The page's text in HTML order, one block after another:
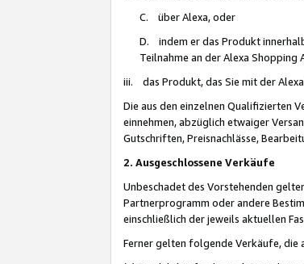
C. über Alexa, oder
D. indem er das Produkt
Teilnahme an der Alexa Shopping
iii. das Produkt, das Sie mit der
Die aus den einzelnen Qualifizierten
einnehmen, abzüglich etwaiger
Gutschriften, Preisnachlässe,
2. Ausgeschlossene Verkäufe
Unbeschadet des Vorstehenden
Partnerprogramm oder andere
einschließlich der jeweils aktuellen
Ferner gelten folgende Verkäufe, die